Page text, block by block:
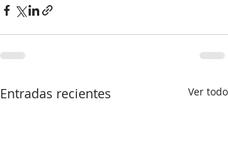
Entradas recientes Ver todo